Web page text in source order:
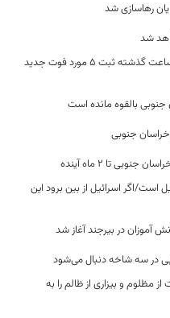
رهاسازی شد
شد
جولان کرونا در خراسان جنوبی،فقط در 24 ساعت گذشته ثبت 5 مورد فوت جدید
بالقوه مانده است
جنوبی
است/اگر اسرائیل از بین برود این
در بیرجند آغاز شد
در سه شاخه دنبال می‌شود
مظلوم و بیزاری از ظالم را به